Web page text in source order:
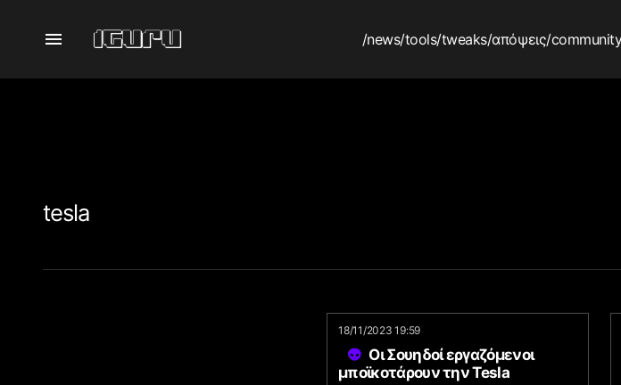
/news/tools/tweaks/απόψεις/
tesla
18/11/2023 19:59
Οι Σουηδοί εργαζόμενοι
μποϊκοτάρουν την Tesla